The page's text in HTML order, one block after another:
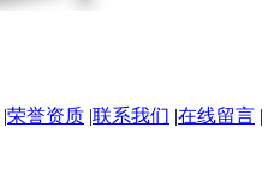
|荣誉资质 |联系我们 |在线留言 |